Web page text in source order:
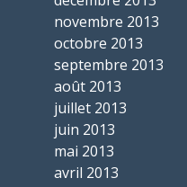
novembre 2013
octobre 2013
septembre 2013
août 2013
juillet 2013
juin 2013
mai 2013
avril 2013